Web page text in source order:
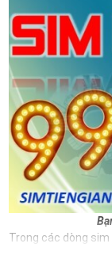
Trong các dòng